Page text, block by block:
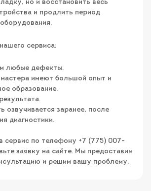
но и восстановить весь
и продлить период
сервиса:
любые дефекты.
имеют большой опыт и
образование.
озвучивается заранее, после
диагностики.
сервис по телефону +7 (775) 007-
заявку на сайте. Мы предоставим
и решим вашу проблему.